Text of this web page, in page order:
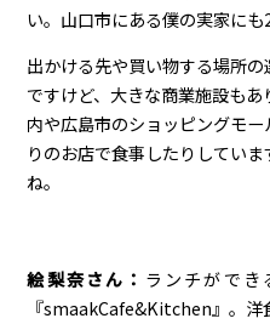
い。山口市にある僕の実家にも
出かける先や買い物する場所
ですけど、大きな商業施設も
内や広島市のショッピングモ
りのお店で食事したりしてい
ね。
絵梨奈さん： ランチができ
『smaakCafe&Kitchen』。洋